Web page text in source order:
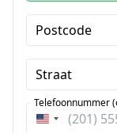
Postcode
Straat
Verenigde
Telefoonnummer